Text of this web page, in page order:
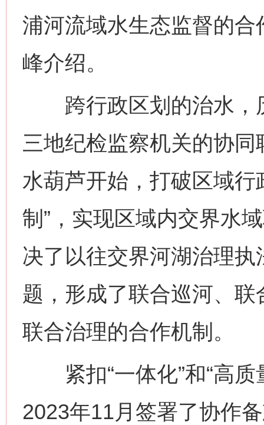
浦河流域水生态监督的合
峰介绍。
跨行政区划的治水，
三地纪检监察机关的协
水葫芦开始，打破区域行
制”，实现区域内交界水
决了以往交界河湖治理
题，形成了联合巡河、
联合治理的合作机制。
紧扣“一体化”和“高质
2023年11月签署了协作
网上购药对药下症？